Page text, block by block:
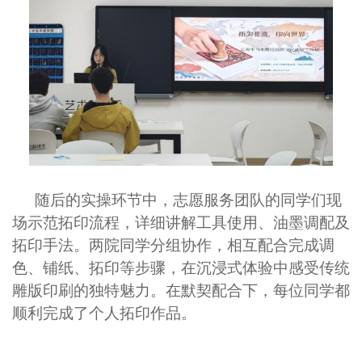
随后的实操环节中，志愿服务团队的同学们现
场示范拓印流程，详细讲解工具使用、油墨调配及
拓印手法。两院同学分组协作，相互配合完成调
色、铺纸、拓印等步骤，在沉浸式体验中感受传统
雕版印刷的独特魅力。在默契配合下，每位同学都
顺利完成了个人拓印作品。